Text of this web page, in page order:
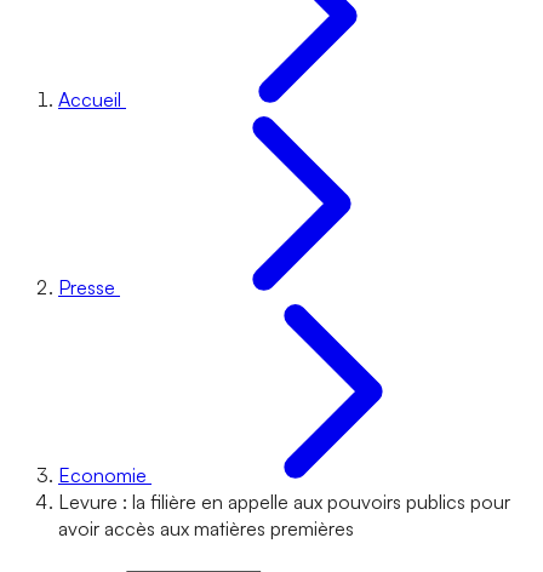
Accueil
Presse
Economie
Levure : la filière en appelle aux pouvoirs publics pour
avoir accès aux matières premières